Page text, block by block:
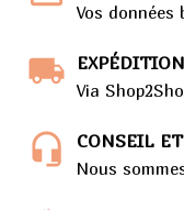
Vos données
Via
CONSEIL
Nous